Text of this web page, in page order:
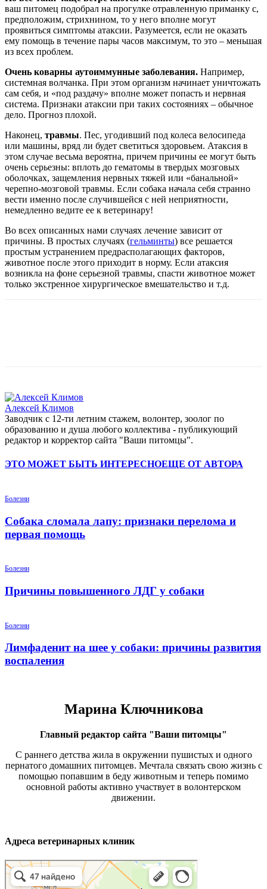
ваш питомец подобрал на прогулке отравленную приманку с,
предположим, стрихнином, то у него вполне могут
проявиться симптомы атаксии. Разумеется, если не оказать
ему помощь в течение пары часов максимум, то это – меньшая
из всех проблем.
Очень коварны аутоиммунные заболевания. Например,
системная волчанка. При этом организм начинает уничтожать
сам себя, и «под раздачу» вполне может попасть и нервная
система. Признаки атаксии при таких состояниях – обычное
дело. Прогноз плохой.
Наконец, травмы. Пес, угодивший под колеса велосипеда
или машины, вряд ли будет светиться здоровьем. Атаксия в
этом случае весьма вероятна, причем причины ее могут быть
очень серьезны: вплоть до гематомы в твердых мозговых
оболочках, защемления нервных тяжей или «банальной»
черепно-мозговой травмы. Если собака начала себя странно
вести именно после случившейся с ней неприятности,
немедленно ведите ее к ветеринару!
Во всех описанных нами случаях лечение зависит от
причины. В простых случаях (гельминты) все решается
простым устранением предрасполагающих факторов,
животное после этого приходит в норму. Если атаксия
возникла на фоне серьезной травмы, спасти животное может
только экстренное хирургическое вмешательство и т.д.
Алексей Климов
Заводчик c 12-ти летним стажем, волонтер, зоолог по
образованию и душа любого коллектива - публикующий
редактор и корректор сайта "Ваши питомцы".
ЭТО МОЖЕТ БЫТЬ ИНТЕРЕСНОЕЩЕ ОТ АВТОРА
Болезни
Собака сломала лапу: признаки перелома и
первая помощь
Болезни
Причины повышенного ЛДГ у собаки
Болезни
Лимфаденит на шее у собаки: причины развития
воспаления
Марина Ключникова
Главный редактор сайта "Ваши питомцы"
С раннего детства жила в окружении пушистых и одного
пернатого домашних питомцев. Мечтала связать свою жизнь с
помощью попавшим в беду животным и теперь помимо
основной работы активно участвует в волонтерском
движении.
Адреса ветеринарных клиник